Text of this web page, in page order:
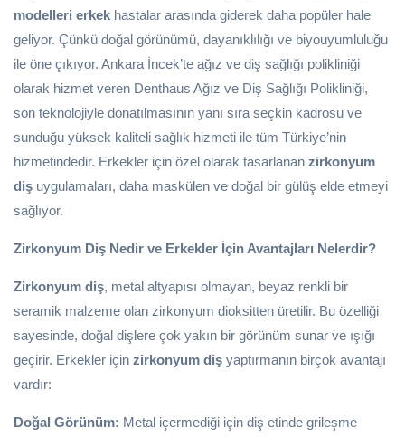
modelleri erkek hastalar arasında giderek daha popüler hale
geliyor. Çünkü doğal görünümü, dayanıklılığı ve biyouyumluluğu
ile öne çıkıyor. Ankara İncek’te ağız ve diş sağlığı polikliniği
olarak hizmet veren Denthaus Ağız ve Diş Sağlığı Polikliniği,
son teknolojiyle donatılmasının yanı sıra seçkin kadrosu ve
sunduğu yüksek kaliteli sağlık hizmeti ile tüm Türkiye’nin
hizmetindedir. Erkekler için özel olarak tasarlanan zirkonyum
diş uygulamaları, daha maskülen ve doğal bir gülüş elde etmeyi
sağlıyor.
Zirkonyum Diş Nedir ve Erkekler İçin Avantajları Nelerdir?
Zirkonyum diş, metal altyapısı olmayan, beyaz renkli bir
seramik malzeme olan zirkonyum dioksitten üretilir. Bu özelliği
sayesinde, doğal dişlere çok yakın bir görünüm sunar ve ışığı
geçirir. Erkekler için zirkonyum diş yaptırmanın birçok avantajı
vardır:
Doğal Görünüm: Metal içermediği için diş etinde grileşme